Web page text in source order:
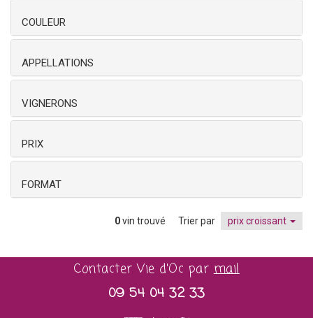
COULEUR
APPELLATIONS
VIGNERONS
PRIX
FORMAT
0vin trouvé Trier par prix croissant
Contacter Vie d'Oc parmail
09 54 04 32 33